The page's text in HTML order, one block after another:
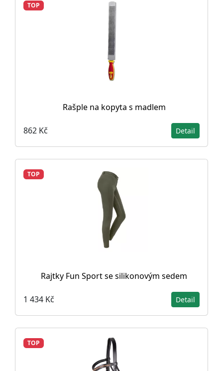
TOP
Rašple na kopyta s madlem
862 Kč Detail
TOP
Rajtky Fun Sport se silikonovým sedem
1 434 Kč Detail
TOP